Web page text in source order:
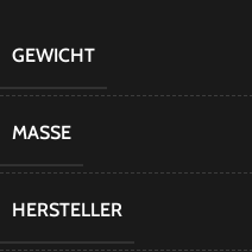
GEWICHT
MASSE
HERSTELLER